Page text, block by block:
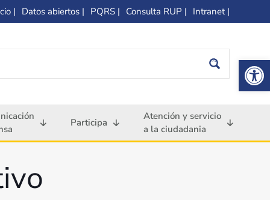
| Datos abiertos | PQRS | Consulta RUP | Intranet |
Participa
Atención y servicio
a la ciudadania